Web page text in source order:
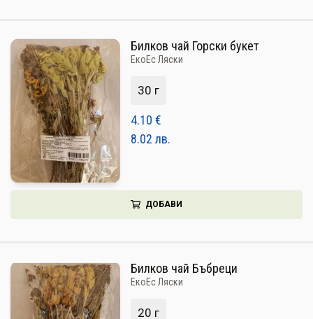
Билков чай Горски букет
ЕкоЕс Ляски
30 г
4.10 €
8.02 лв.
ДОБАВИ
Билков чай Бъбреци
ЕкоЕс Ляски
20 г